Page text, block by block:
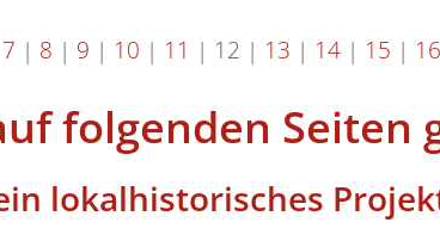
7 | 8 | 9 | 10 | 11 | 12 | 13 | 14 | 15 | 16
folgenden Seiten
lokalhistorisches